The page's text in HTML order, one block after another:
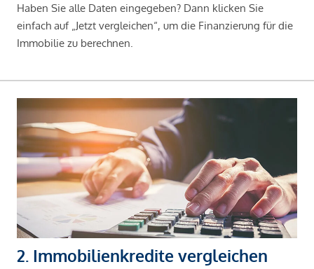
Haben Sie alle Daten eingegeben? Dann klicken Sie
einfach auf „Jetzt vergleichen“, um die Finanzierung für die
Immobilie zu berechnen.
2. Immobilienkredite vergleichen